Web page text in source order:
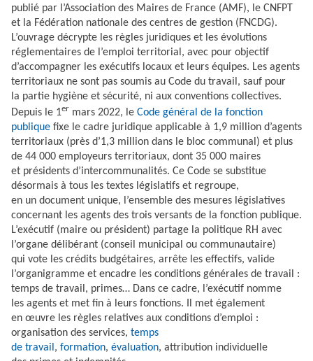
publié par l’Association des Maires de France (AMF), le CNFPT
et la Fédération nationale des centres de gestion (FNCDG).
L’ouvrage décrypte les règles juridiques et les évolutions
réglementaires de l’emploi territorial, avec pour objectif
d’accompagner les exécutifs locaux et leurs équipes. Les agents
territoriaux ne sont pas soumis au Code du travail, sauf pour
la partie hygiène et sécurité, ni aux conventions collectives.
Depuis le 1er mars 2022, le Code général de la fonction
publique fixe le cadre juridique applicable à 1,9 million d’agents
territoriaux (près d’1,3 million dans le bloc communal) et plus
de 44 000 employeurs territoriaux, dont 35 000 maires
et présidents d’intercommunalités. Ce Code se substitue
désormais à tous les textes législatifs et regroupe,
en un document unique, l’ensemble des mesures législatives
concernant les agents des trois versants de la fonction publique.
L’exécutif (maire ou président) partage la politique RH avec
l’organe délibérant (conseil municipal ou communautaire)
qui vote les crédits budgétaires, arrête les effectifs, valide
l’organigramme et encadre les conditions générales de travail :
temps de travail, primes… Dans ce cadre, l’exécutif nomme
les agents et met fin à leurs fonctions. Il met également
en œuvre les règles relatives aux conditions d’emploi :
organisation des services, temps
de travail, formation, évaluation, attribution individuelle